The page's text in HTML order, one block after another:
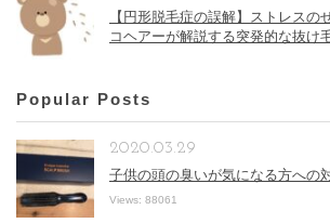
【円形脱毛症の誤解】ストレスの
コヘアーが解説する突発的な抜け
Popular Posts
子供の頭の臭いが気になる方への
2020.03.29
Views: 88061